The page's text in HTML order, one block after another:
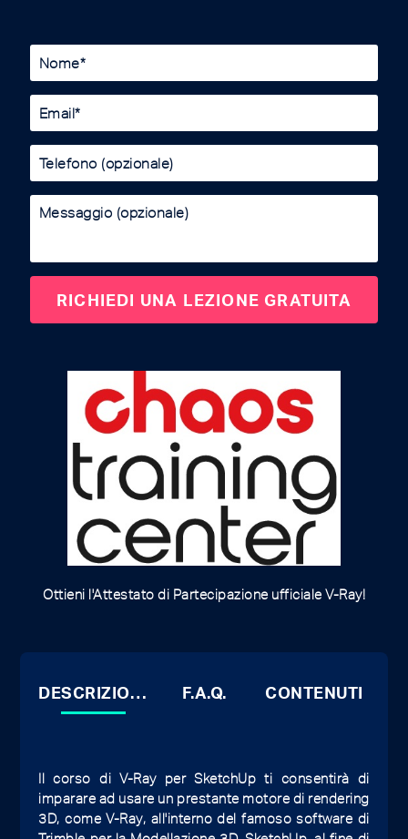
Ottieni l'Attestato di Partecipazione ufficiale V-Ray!
DESCRIZIONE F.A.Q. CONTENUTI
Il corso di V-Ray per SketchUp ti consentirà di
imparare ad usare un prestante motore di rendering
3D, come V-Ray, all'interno del famoso software di